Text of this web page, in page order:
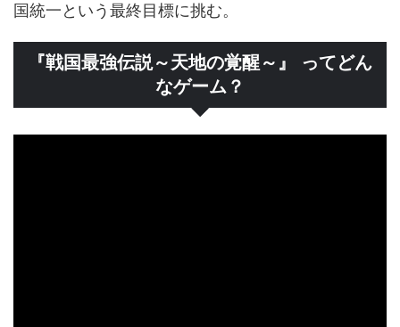
国統一という最終目標に挑む。
『戦国最強伝説～天地の覚醒～』 ってどん
なゲーム？